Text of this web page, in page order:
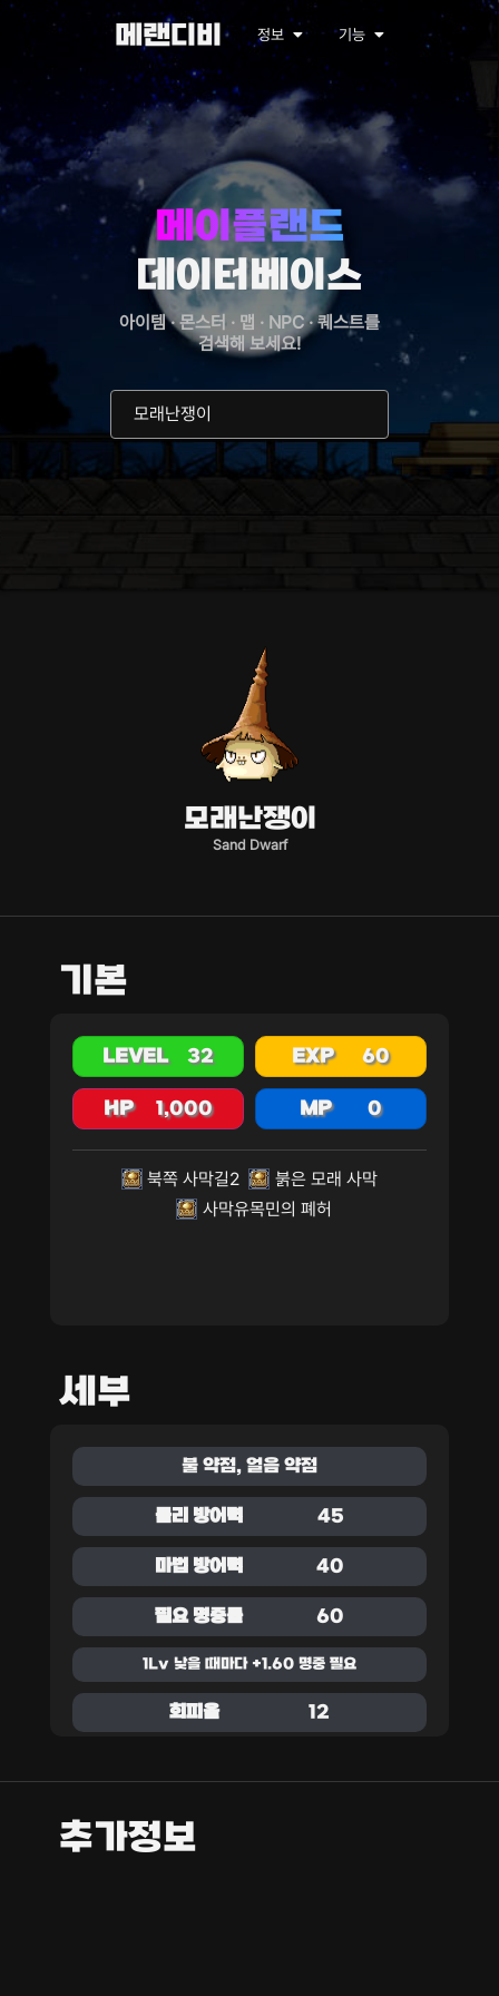
메랜디비 정보 기능
메이플랜드
데이터베이스
아이템 · 몬스터 · 맵 · NPC · 퀘스트를
검색해 보세요!
모래난쟁이
Sand Dwarf
기본
LEVEL 32 EXP 60
HP 1,000 MP 0
북쪽 사막길2
붉은 모래 사막
사막유목민의 폐허
세부
불 약점, 얼음 약점
물리 방어력 45
마법 방어력 40
필요 명중률 60
1Lv 낮을 때마다 +1.60 명중 필요
회피율 12
추가정보